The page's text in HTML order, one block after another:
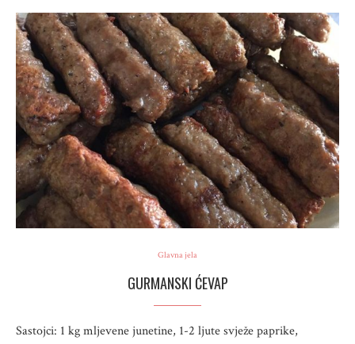
Glavna jela
GURMANSKI ĆEVAP
Sastojci: 1 kg mljevene junetine, 1-2 ljute svježe paprike,